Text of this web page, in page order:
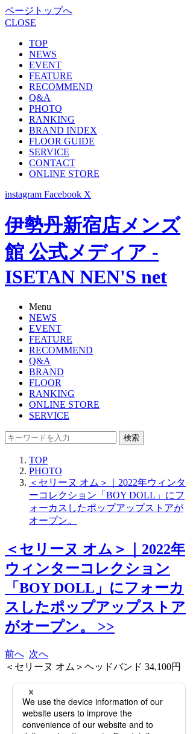
ページトップへ
CLOSE
TOP
NEWS
EVENT
FEATURE
RECOMMEND
Q&A
PHOTO
RANKING
BRAND INDEX
FLOOR GUIDE
SERVICE
CONTACT
ONLINE STORE
instagram Facebook X
伊勢丹新宿店メンズ
館 公式メディア -
ISETAN NEN'S net
Menu
NEWS
EVENT
FEATURE
RECOMMEND
Q&A
BRAND
FLOOR
RANKING
ONLINE STORE
SERVICE
検索
TOP
PHOTO
＜セリーヌ オム＞｜2022年ウィンタ
ーコレクション「BOY DOLL」にフ
ォーカスしたポップアップストアが
オープン。
＜セリーヌ オム＞｜2022年
ウィンターコレクション
「BOY DOLL」にフォーカ
スしたポップアップストア
がオープン。 >>
前へ 次へ
＜セリーヌ オム＞ヘッドバンド 34,100円